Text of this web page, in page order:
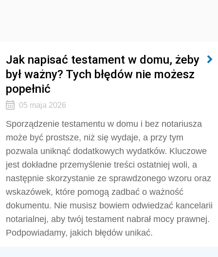
Jak napisać testament w domu, żeby
był ważny? Tych błędów nie możesz
popełnić
05 maja 2026
Sporządzenie testamentu w domu i bez notariusza
może być prostsze, niż się wydaje, a przy tym
pozwala uniknąć dodatkowych wydatków. Kluczowe
jest dokładne przemyślenie treści ostatniej woli, a
następnie skorzystanie ze sprawdzonego wzoru oraz
wskazówek, które pomogą zadbać o ważność
dokumentu. Nie musisz bowiem odwiedzać kancelarii
notarialnej, aby twój testament nabrał mocy prawnej.
Podpowiadamy, jakich błędów unikać.